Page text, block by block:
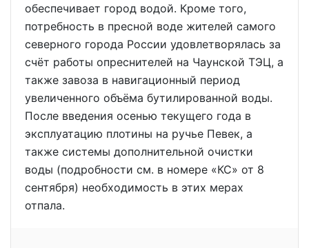
обеспечивает город водой. Кроме того,
потребность в пресной воде жителей самого
северного города России удовлетворялась за
счёт работы опреснителей на Чаунской ТЭЦ, а
также завоза в навигационный период
увеличенного объёма бутилированной воды.
После введения осенью текущего года в
эксплуатацию плотины на ручье Певек, а
также системы дополнительной очистки
воды (подробности см. в номере «КС» от 8
сентября) необходимость в этих мерах
отпала.